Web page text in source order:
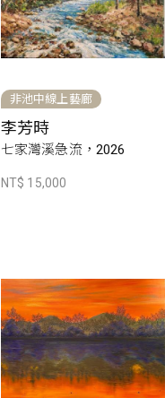
非池中線上藝廊
李芳時
七家灣溪急流，2026
NT$ 15,000